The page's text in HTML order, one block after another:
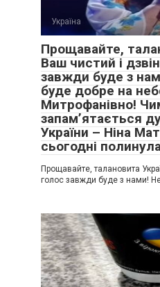
Україна
Прощавайте,
Ваш чистий і
завжди буде з
буде добре на
Митрофанівно!
запам’ятається
України – Ніна
сьогодні
Прощавайте, талановита
голос завжди буде з нами!